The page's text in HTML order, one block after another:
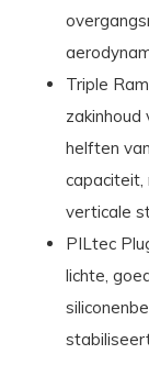
Triple
zakinhoud
helften
verticale
PILtec
lichte,